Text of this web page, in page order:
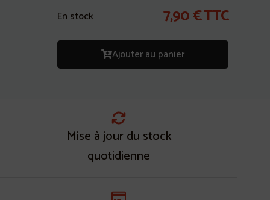
En stock
7,90€TTC
Ajouter au panier
Mise à jour du stock
quotidienne